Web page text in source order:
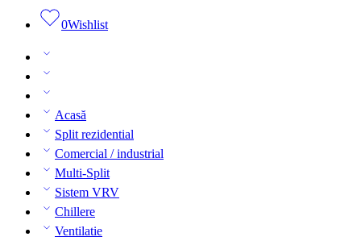
0Wishlist
Acasă
Split rezidential
Comercial / industrial
Multi-Split
Sistem VRV
Chillere
Ventilatie